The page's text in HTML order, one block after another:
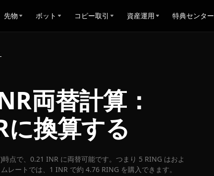
先物 ボット コピー取引 資産運用 特典センター
両替計算：
に換算する
点で、0.21 INR に両替可能です。つまり 5 RING はおよ
レートでは、1 INR で約 4.76 RING を購入できます。